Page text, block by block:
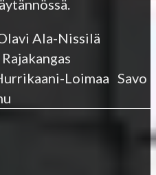
Ala-Nissilä
Loimaa Savo